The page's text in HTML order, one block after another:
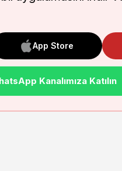
App Store
Kanalımıza Katılın